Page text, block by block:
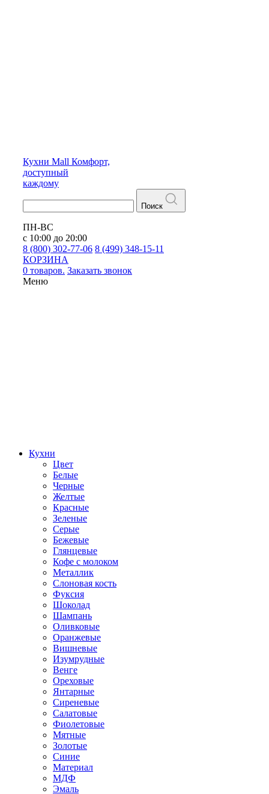
Кухни Mall Комфорт,
доступный
каждому
Поиск
ПН-ВС
с 10:00 до 20:00
8 (800) 302-77-06 8 (499) 348-15-11
КОРЗИНА
0 товаров. Заказать звонок
Меню
Кухни
Цвет
Белые
Черные
Желтые
Красные
Зеленые
Серые
Бежевые
Глянцевые
Кофе с молоком
Металлик
Слоновая кость
Фуксия
Шоколад
Шампань
Оливковые
Оранжевые
Вишневые
Изумрудные
Венге
Ореховые
Янтарные
Сиреневые
Салатовые
Фиолетовые
Мятные
Золотые
Синие
Материал
МДФ
Эмаль